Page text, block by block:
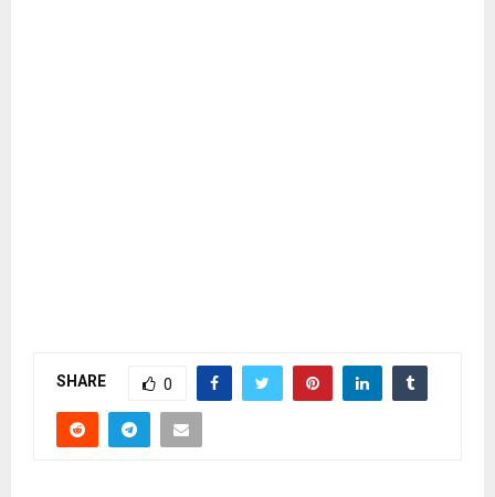
SHARE 0